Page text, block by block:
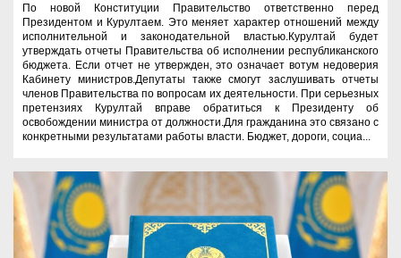
По новой Конституции Правительство ответственно перед
Президентом и Курултаем. Это меняет характер отношений между
исполнительной и законодательной властью.Курултай будет
утверждать отчеты Правительства об исполнении республиканского
бюджета. Если отчет не утвержден, это означает вотум недоверия
Кабинету министров.Депутаты также смогут заслушивать отчеты
членов Правительства по вопросам их деятельности. При серьезных
претензиях Курултай вправе обратиться к Президенту об
освобождении министра от должности.Для гражданина это связано с
конкретными результатами работы власти. Бюджет, дороги, социа...